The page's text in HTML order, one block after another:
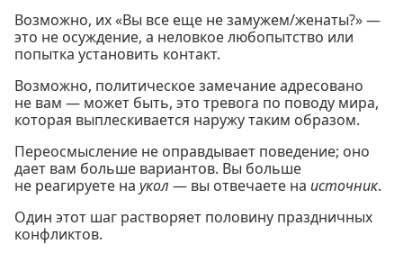
Возможно, их «Вы все еще не замужем/женаты?» —
это не осуждение, а неловкое любопытство или
попытка установить контакт.
Возможно, политическое замечание адресовано
не вам — может быть, это тревога по поводу мира,
которая выплескивается наружу таким образом.
Переосмысление не оправдывает поведение; оно
дает вам больше вариантов. Вы больше
не реагируете на укол — вы отвечаете на источник.
Один этот шаг растворяет половину праздничных
конфликтов.